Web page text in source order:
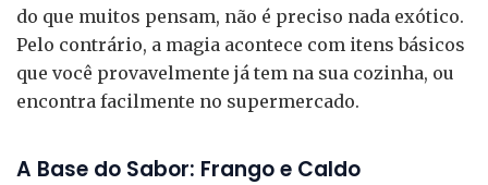
do que muitos pensam, não é preciso nada exótico.
Pelo contrário, a magia acontece com itens básicos
que você provavelmente já tem na sua cozinha, ou
encontra facilmente no supermercado.
A Base do Sabor: Frango e Caldo